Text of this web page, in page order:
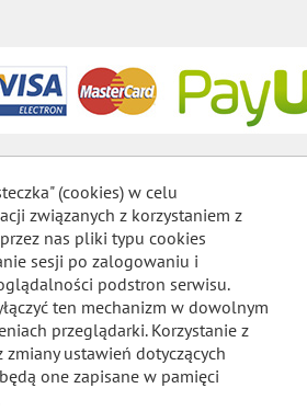
(cookies) w celu
związanych z korzystaniem z
nas pliki typu cookies
sesji po zalogowaniu i
podstron serwisu.
ten mechanizm w dowolnym
przeglądarki. Korzystanie z
zmiany ustawień dotyczących
one zapisane w pamięci